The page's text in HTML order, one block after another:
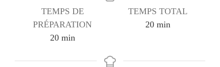
TEMPS DE
PRÉPARATION
20minutes
min
TEMPS TOTAL
20minutes
min